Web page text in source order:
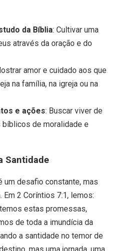
da Bíblia: Cultivar uma
através da oração e do
amor e cuidado aos que
na família, na igreja ou na
e ações: Buscar viver de
de moralidade e
Santidade
um desafio constante, mas
Em 2 Coríntios 7:1, lemos:
estas promessas,
de toda a imundícia da
a santidade no temor de